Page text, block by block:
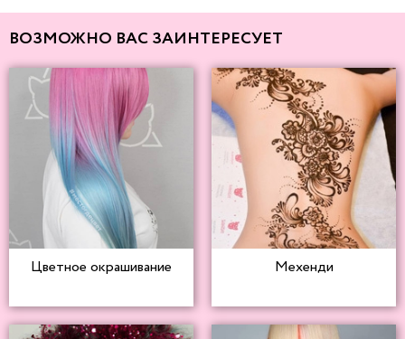
ВОЗМОЖНО ВАС ЗАИНТЕРЕСУЕТ
Цветное окрашивание Мехенди